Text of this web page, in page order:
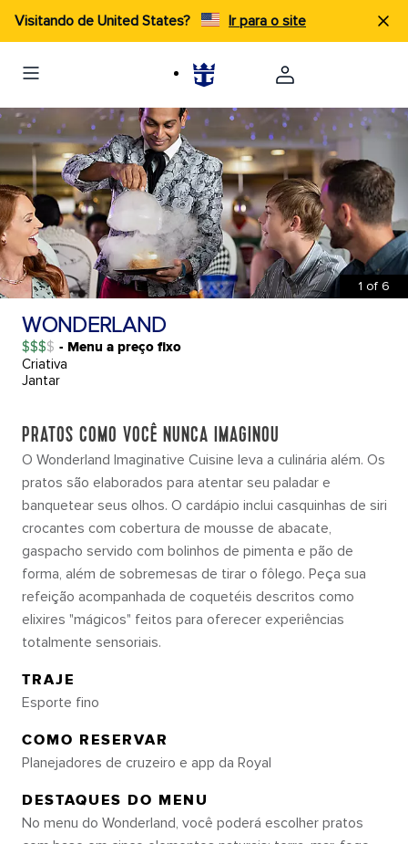
Visitando de United States? Ir para o site
1 of 6
WONDERLAND
$$$ - Menu a preço fixo
Criativa
Jantar
PRATOS COMO VOCÊ NUNCA IMAGINOU
O Wonderland Imaginative Cuisine leva a culinária além. Os
pratos são elaborados para atentar seu paladar e
banquetear seus olhos. O cardápio inclui casquinhas de siri
crocantes com cobertura de mousse de abacate,
gaspacho servido com bolinhos de pimenta e pão de
forma, além de sobremesas de tirar o fôlego. Peça sua
refeição acompanhada de coquetéis descritos como
elixires "mágicos" feitos para oferecer experiências
totalmente sensoriais.
TRAJE
Esporte fino
COMO RESERVAR
Planejadores de cruzeiro e app da Royal
DESTAQUES DO MENU
No menu do Wonderland, você poderá escolher pratos